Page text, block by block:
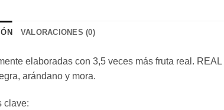
VALORACIONES (0)
elaboradas con 3,5 veces más fruta real.
arándano y mora.
clave: